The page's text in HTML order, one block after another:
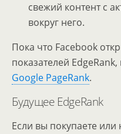
свежий контент с
вокруг него.
Пока что Facebook
показателей
Google PageRank.
Будущее EdgeRank
Если вы покупаете или